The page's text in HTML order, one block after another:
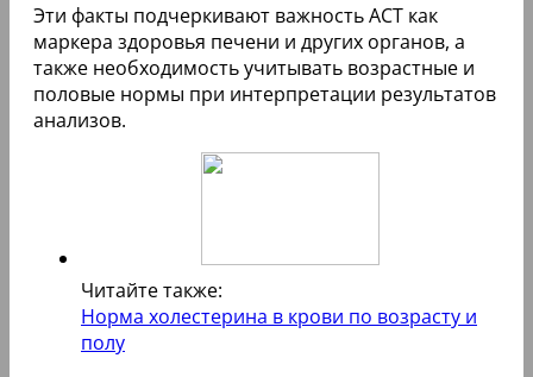
Эти факты подчеркивают важность АСТ как
маркера здоровья печени и других органов, а
также необходимость учитывать возрастные и
половые нормы при интерпретации результатов
анализов.
Читайте также:
Норма холестерина в крови по возрасту и
полу